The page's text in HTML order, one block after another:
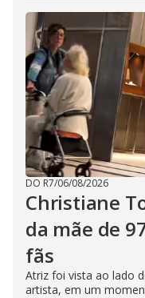
DO R7/06/08/2026
Christiane
da mãe de
fãs
Atriz foi vista ao lado
artista, em um